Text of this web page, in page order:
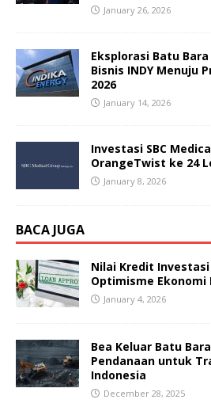
January 26, 2026
Eksplorasi Batu
Bisnis INDY Menuju
2026
January 14, 2026
Investasi SBC
OrangeTwist ke 24
January 8, 2026
BACA JUGA
Nilai Kredit
Optimisme Ekonomi
January 4, 2026
Bea Keluar Batu
Pendanaan untuk
Indonesia
December 28, 2025